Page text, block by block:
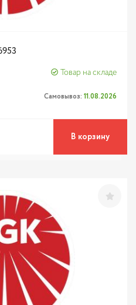
Товар на складе
Самовывоз: 11.08.2026
В корзину